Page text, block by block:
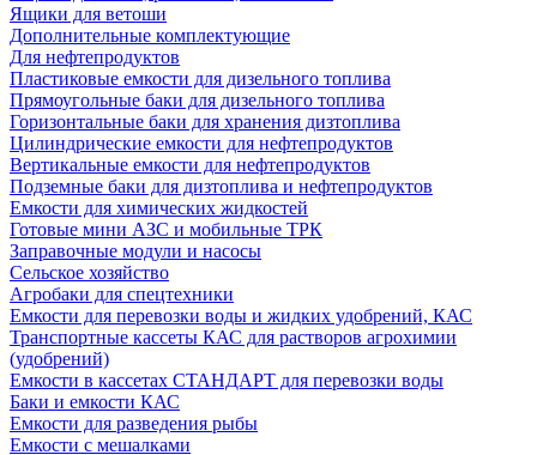
Ящики для ветоши
Дополнительные комплектующие
Для нефтепродуктов
Пластиковые емкости для дизельного топлива
Прямоугольные баки для дизельного топлива
Горизонтальные баки для хранения дизтоплива
Цилиндрические емкости для нефтепродуктов
Вертикальные емкости для нефтепродуктов
Подземные баки для дизтоплива и нефтепродуктов
Емкости для химических жидкостей
Готовые мини АЗС и мобильные ТРК
Заправочные модули и насосы
Сельское хозяйство
Агробаки для спецтехники
Емкости для перевозки воды и жидких удобрений, КАС
Транспортные кассеты КАС для растворов агрохимии
(удобрений)
Емкости в кассетах СТАНДАРТ для перевозки воды
Баки и емкости КАС
Емкости для разведения рыбы
Емкости с мешалками